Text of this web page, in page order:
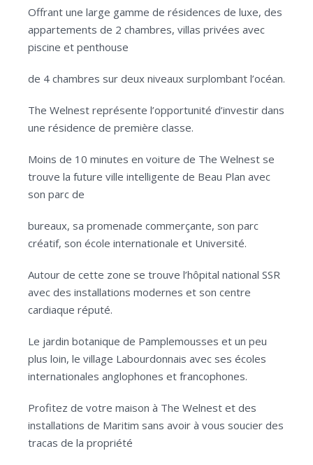
Offrant une large gamme de résidences de luxe, des
appartements de 2 chambres, villas privées avec
piscine et penthouse
de 4 chambres sur deux niveaux surplombant l’océan.
The Welnest représente l’opportunité d’investir dans
une résidence de première classe.
Moins de 10 minutes en voiture de The Welnest se
trouve la future ville intelligente de Beau Plan avec
son parc de
bureaux, sa promenade commerçante, son parc
créatif, son école internationale et Université.
Autour de cette zone se trouve l’hôpital national SSR
avec des installations modernes et son centre
cardiaque réputé.
Le jardin botanique de Pamplemousses et un peu
plus loin, le village Labourdonnais avec ses écoles
internationales anglophones et francophones.
Profitez de votre maison à The Welnest et des
installations de Maritim sans avoir à vous soucier des
tracas de la propriété